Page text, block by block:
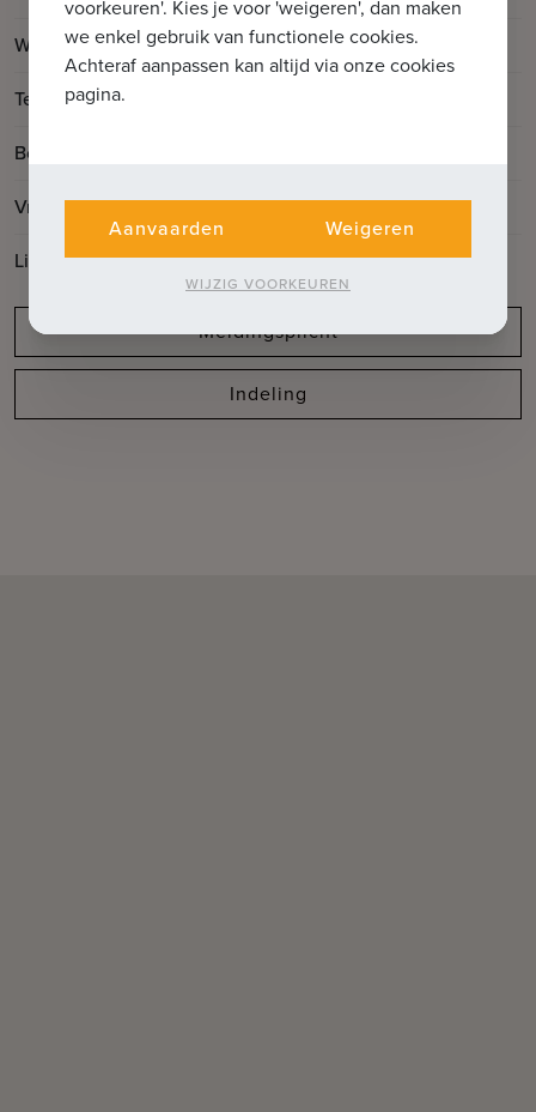
Woonoppervlakte
103m2
Terrasoppervlakte
Bouwjaar
Vrij op
Bij oplevering
Lift aanwezig
Ja
Meldingsplicht
Indeling
voorkeuren'. Kies je voor 'weigeren', dan maken
we enkel gebruik van functionele cookies.
Achteraf aanpassen kan altijd via onze cookies
pagina.
Aanvaarden Weigeren
WIJZIG VOORKEUREN